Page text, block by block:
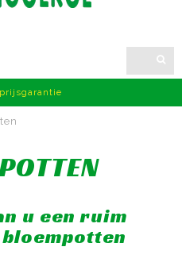
klantendienst
u een ruim